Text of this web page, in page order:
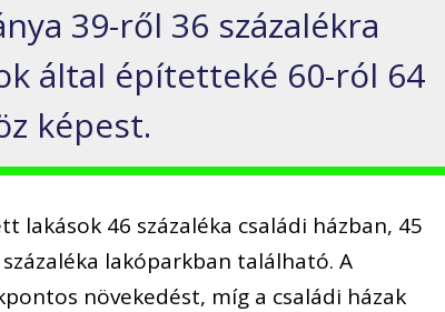
39-ről 36 százalékra
által építetteké 60-ról 64
képest.
lakások 46 százaléka családi házban, 45
lakóparkban található. A
növekedést, míg a családi házak